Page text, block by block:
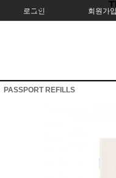
로그인 회원가입
PASSPORT REFILLS